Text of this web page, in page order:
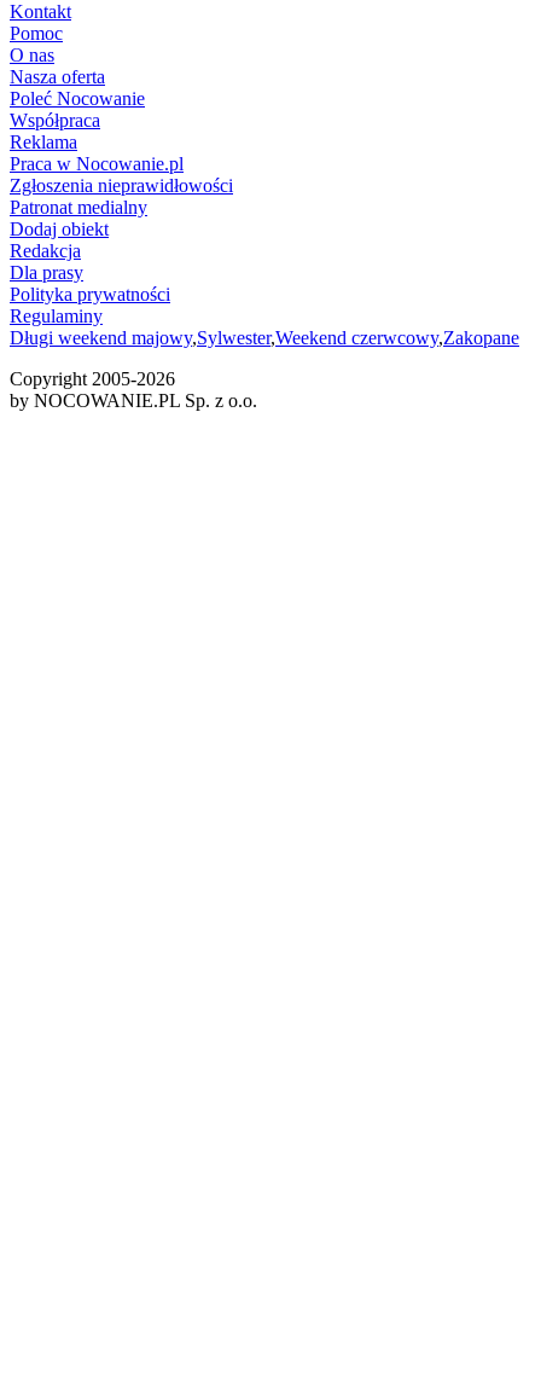
Kontakt
Pomoc
O nas
Nasza oferta
Poleć Nocowanie
Współpraca
Reklama
Praca w Nocowanie.pl
Zgłoszenia nieprawidłowości
Patronat medialny
Dodaj obiekt
Redakcja
Dla prasy
Polityka prywatności
Regulaminy
Długi weekend majowy,Sylwester,Weekend czerwcowy,Zakopane
Copyright 2005-2026
by NOCOWANIE.PL Sp. z o.o.